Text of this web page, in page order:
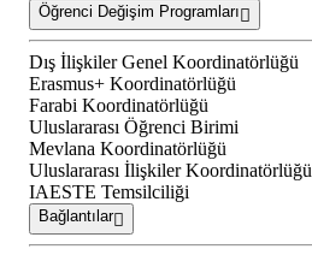
Öğrenci Değişim Programları
Dış İlişkiler Genel Koordinatörlüğü
Erasmus+ Koordinatörlüğü
Farabi Koordinatörlüğü
Uluslararası Öğrenci Birimi
Mevlana Koordinatörlüğü
Uluslararası İlişkiler Koordinatörlüğü
IAESTE Temsilciliği
Bağlantılar